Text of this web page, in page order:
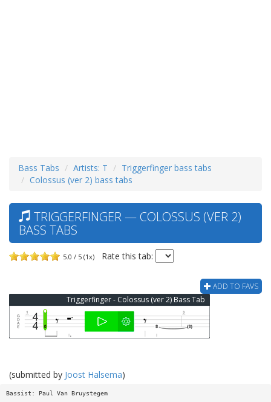
Bass Tabs Artists: T
Triggerfinger bass tabs
Colossus (ver 2) bass tabs
TRIGGERFINGER — COLOSSUS (VER 2)
BASS TABS
5.0 / 5 (1x) Rate this tab:
ADD TO FAVS
Triggerfinger - Colossus (ver 2) Bass Tab
(submitted by Joost Halsema)
Bassist: Paul Van Bruystegem